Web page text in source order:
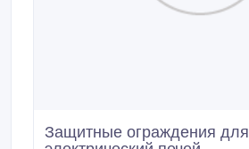
Защитные ограждения для